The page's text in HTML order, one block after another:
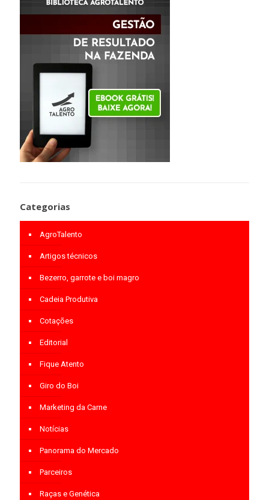
Categorias
AgroTalento
Artigos técnicos
Bezerro, garrote e boi magro
Cadeia Produtiva
Cotações
Editorial
Fique Atento
Giro do Boi
Marketing da Carne
Notícias
Panorama do Mercado
Parceiros
Raças e Genética